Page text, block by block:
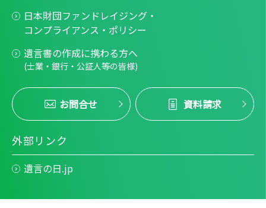
日本財団ファンドレイジング・
コンプライアンス・ポリシー
遺言書の作成に携わる方へ
(士業・銀行・公証人等の皆様)
お問合せ 資料請求
外部リンク
遺言の日.jp